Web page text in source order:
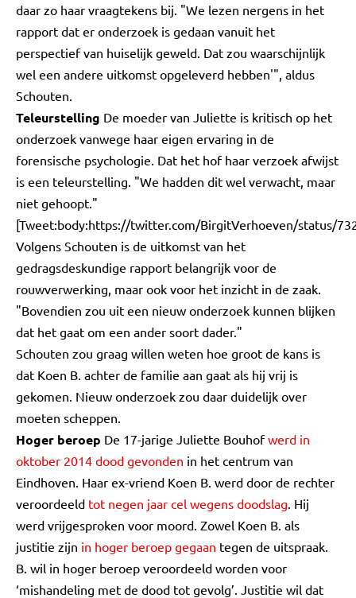
daar zo haar vraagtekens bij. "We lezen nergens in het
rapport dat er onderzoek is gedaan vanuit het
perspectief van huiselijk geweld. Dat zou waarschijnlijk
wel een andere uitkomst opgeleverd hebben'", aldus
Schouten.
Teleurstelling De moeder van Juliette is kritisch op het
onderzoek vanwege haar eigen ervaring in de
forensische psychologie. Dat het hof haar verzoek afwijst
is een teleurstelling. "We hadden dit wel verwacht, maar
niet gehoopt."
[Tweet:body:https://twitter.com/BirgitVerhoeven/status/
Volgens Schouten is de uitkomst van het
gedragsdeskundige rapport belangrijk voor de
rouwverwerking, maar ook voor het inzicht in de zaak.
"Bovendien zou uit een nieuw onderzoek kunnen blijken
dat het gaat om een ander soort dader."
Schouten zou graag willen weten hoe groot de kans is
dat Koen B. achter de familie aan gaat als hij vrij is
gekomen. Nieuw onderzoek zou daar duidelijk over
moeten scheppen.
Hoger beroep De 17-jarige Juliette Bouhofwerd in
oktober 2014 dood gevonden in het centrum van
Eindhoven. Haar ex-vriend Koen B. werd door de rechter
veroordeeld tot negen jaar cel wegens doodslag. Hij
werd vrijgesproken voor moord. Zowel Koen B. als
justitie zijn in hoger beroep gegaan tegen de uitspraak.
B. wil in hoger beroep veroordeeld worden voor
‘mishandeling met de dood tot gevolg’. Justitie wil dat